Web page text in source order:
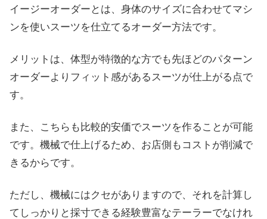
イージーオーダーとは、身体のサイズに合わせてマシ
ンを使いスーツを仕立てるオーダー方法です。
メリットは、体型が特徴的な方でも先ほどのパターン
オーダーよりフィット感があるスーツが仕上がる点で
す。
また、こちらも比較的安価でスーツを作ることが可能
です。機械で仕上げるため、お店側もコストが削減で
きるからです。
ただし、機械にはクセがありますので、それを計算し
てしっかりと採寸できる経験豊富なテーラーでなけれ